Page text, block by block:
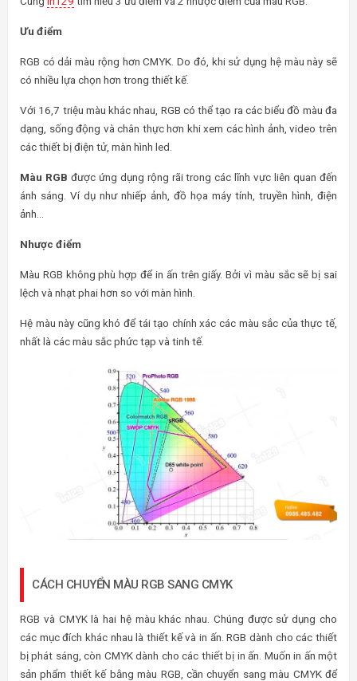
Ưu điểm
RGB có dải màu rộng hơn CMYK. Do đó, khi sử dụng hệ màu này sẽ
có nhiều lựa chọn hơn trong thiết kế.
Với 16,7 triệu màu khác nhau, RGB có thể tạo ra các biểu đồ màu đa
dạng, sống động và chân thực hơn khi xem các hình ảnh, video trên
các thiết bị điện tử, màn hình led.
Màu RGB được ứng dụng rộng rãi trong các lĩnh vực liên quan đến
ánh sáng. Ví dụ như nhiếp ảnh, đồ họa máy tính, truyền hình, điện
ảnh…
Nhược điểm
Màu RGB không phù hợp để in ấn trên giấy. Bởi vì màu sắc sẽ bị sai
lệch và nhạt phai hơn so với màn hình.
Hệ màu này cũng khó để tái tạo chính xác các màu sắc của thực tế,
nhất là các màu sắc phức tạp và tinh tế.
CÁCH CHUYỂN MÀU RGB SANG CMYK
RGB và CMYK là hai hệ màu khác nhau. Chúng được sử dụng cho
các mục đích khác nhau là thiết kế và in ấn. RGB dành cho các thiết
bị phát sáng, còn CMYK dành cho các thiết bị in ấn. Muốn in ấn một
sản phẩm thiết kế bằng màu RGB, cần chuyển sang màu CMYK để